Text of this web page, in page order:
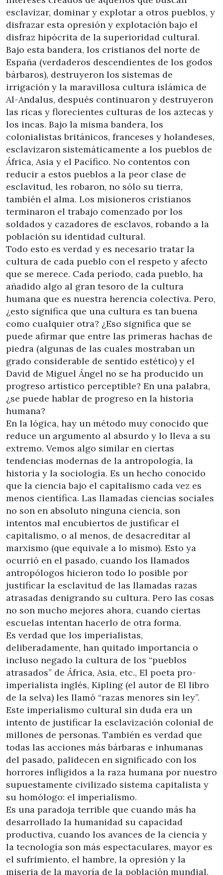
esclavizar, dominar y explotar a otros pueblos, y
disfrazar esta opresión y explotación bajo el
disfraz hipócrita de la superioridad cultural.
Bajo esta bandera, los cristianos del norte de
España (verdaderos descendientes de los godos
bárbaros), destruyeron los sistemas de
irrigación y la maravillosa cultura islámica de
Al-Andalus, después continuaron y destruyeron
las ricas y florecientes culturas de los aztecas y
los incas. Bajo la misma bandera, los
colonialistas británicos, franceses y holandeses,
esclavizaron sistemáticamente a los pueblos de
África, Asia y el Pacífico. No contentos con
reducir a estos pueblos a la peor clase de
esclavitud, les robaron, no sólo su tierra,
también el alma. Los misioneros cristianos
terminaron el trabajo comenzado por los
soldados y cazadores de esclavos, robando a la
población su identidad cultural.
Todo esto es verdad y es necesario tratar la
cultura de cada pueblo con el respeto y afecto
que se merece. Cada período, cada pueblo, ha
añadido algo al gran tesoro de la cultura
humana que es nuestra herencia colectiva. Pero,
¿esto significa que una cultura es tan buena
como cualquier otra? ¿Eso significa que se
puede afirmar que entre las primeras hachas de
piedra (algunas de las cuales mostraban un
grado considerable de sentido estético) y el
David de Miguel Ángel no se ha producido un
progreso artístico perceptible? En una palabra,
¿se puede hablar de progreso en la historia
humana?
En la lógica, hay un método muy conocido que
reduce un argumento al absurdo y lo lleva a su
extremo. Vemos algo similar en ciertas
tendencias modernas de la antropología, la
historia y la sociología. Es un hecho conocido
que la ciencia bajo el capitalismo cada vez es
menos científica. Las llamadas ciencias sociales
no son en absoluto ninguna ciencia, son
intentos mal encubiertos de justificar el
capitalismo, o al menos, de desacreditar al
marxismo (que equivale a lo mismo). Esto ya
ocurrió en el pasado, cuando los llamados
antropólogos hicieron todo lo posible por
justificar la esclavitud de las llamadas razas
atrasadas denigrando su cultura. Pero las cosas
no son mucho mejores ahora, cuando ciertas
escuelas intentan hacerlo de otra forma.
Es verdad que los imperialistas,
deliberadamente, han quitado importancia o
incluso negado la cultura de los “pueblos
atrasados” de África, Asia, etc., El poeta pro-
imperialista inglés, Kipling (el autor de El libro
de la selva) les llamó “razas menores sin ley”.
Este imperialismo cultural sin duda era un
intento de justificar la esclavización colonial de
millones de personas. También es verdad que
todas las acciones más bárbaras e inhumanas
del pasado, palidecen en significado con los
horrores infligidos a la raza humana por nuestro
supuestamente civilizado sistema capitalista y
su homólogo: el imperialismo.
Es una paradoja terrible que cuando más ha
desarrollado la humanidad su capacidad
productiva, cuando los avances de la ciencia y
la tecnología son más espectaculares, mayor es
el sufrimiento, el hambre, la opresión y la
miseria de la mayoría de la población mundial.